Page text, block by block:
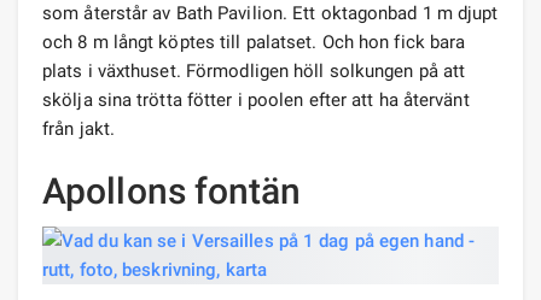
som återstår av Bath Pavilion. Ett oktagonbad 1 m djupt
och 8 m långt köptes till palatset. Och hon fick bara
plats i växthuset. Förmodligen höll solkungen på att
skölja sina trötta fötter i poolen efter att ha återvänt
från jakt.
Apollons fontän